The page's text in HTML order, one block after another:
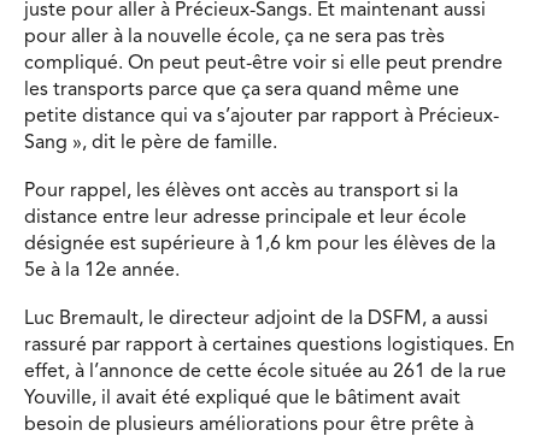
juste pour aller à Précieux-Sangs. Et maintenant aussi
pour aller à la nouvelle école, ça ne sera pas très
compliqué. On peut peut-être voir si elle peut prendre
les transports parce que ça sera quand même une
petite distance qui va s’ajouter par rapport à Précieux-
Sang », dit le père de famille.
Pour rappel, les élèves ont accès au transport si la
distance entre leur adresse principale et leur école
désignée est supérieure à 1,6 km pour les élèves de la
5e à la 12e année.
Luc Bremault, le directeur adjoint de la DSFM, a aussi
rassuré par rapport à certaines questions logistiques. En
effet, à l’annonce de cette école située au 261 de la rue
Youville, il avait été expliqué que le bâtiment avait
besoin de plusieurs améliorations pour être prête à